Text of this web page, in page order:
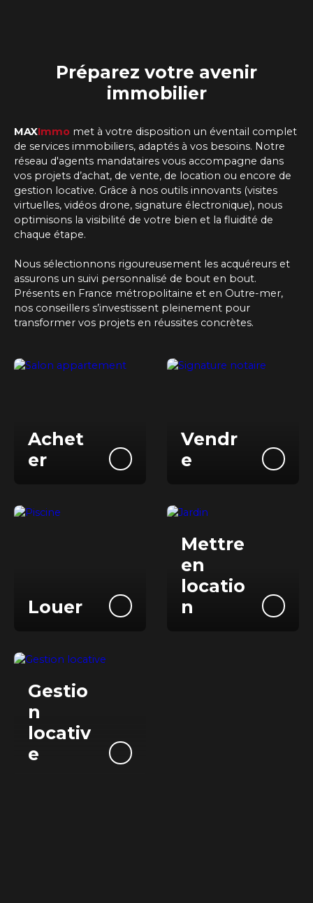
Préparez votre avenir
immobilier
MAXImmo met à votre disposition un éventail complet
de services immobiliers, adaptés à vos besoins. Notre
réseau d'agents mandataires vous accompagne dans
vos projets d’achat, de vente, de location ou encore de
gestion locative. Grâce à nos outils innovants (visites
virtuelles, vidéos drone, signature électronique), nous
optimisons la visibilité de votre bien et la fluidité de
chaque étape.
Nous sélectionnons rigoureusement les acquéreurs et
assurons un suivi personnalisé de bout en bout.
Présents en France métropolitaine et en Outre-mer,
nos conseillers s’investissent pleinement pour
transformer vos projets en réussites concrètes.
Achet
er
Vendr
e
Louer
Mettre
en
locatio
n
Gestio
n
locativ
e